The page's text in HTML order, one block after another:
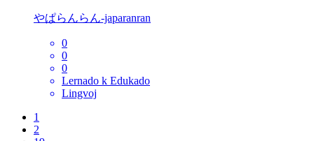
やぱらんらん-japaranran
0
0
0
Lernado k Edukado
Lingvoj
1
2